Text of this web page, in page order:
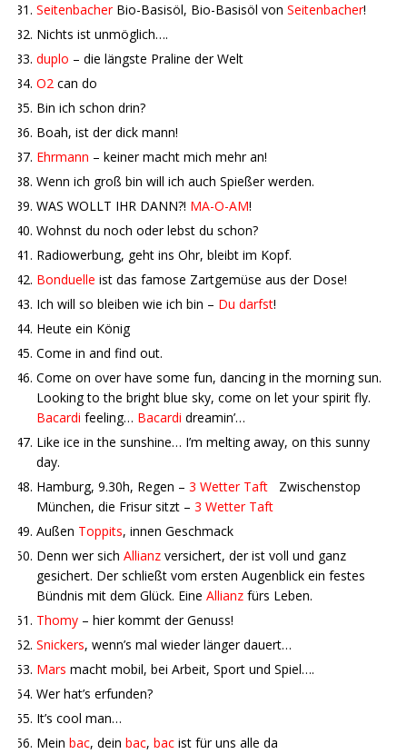
SeitenbacherBio-Basisöl, Bio-Basisöl von Seitenbacher!
Nichts ist unmöglich….
duplo – die längste Praline der Welt
O2 can do
Bin ich schon drin?
Boah, ist der dick mann!
Ehrmann – keiner macht mich mehr an!
Wenn ich groß bin will ich auch Spießer werden.
WAS WOLLT IHR DANN?! MA-O-AM!
Wohnst du noch oder lebst du schon?
Radiowerbung, geht ins Ohr, bleibt im Kopf.
Bonduelle ist das famose Zartgemüse aus der Dose!
Ich will so bleiben wie ich bin – Du darfst!
Heute ein König
Come in and find out.
Come on over have some fun, dancing in the morning sun.
Looking to the bright blue sky, come on let your spirit fly.
Bacardi feeling… Bacardi dreamin’…
Like ice in the sunshine… I’m melting away, on this sunny
day.
Hamburg, 9.30h, Regen – 3 Wetter Taft
Zwischenstop
München, die Frisur sitzt – 3 Wetter Taft
Außen Toppits, innen Geschmack
Denn wer sich Allianz versichert, der ist voll und ganz
gesichert. Der schließt vom ersten Augenblick ein festes
Bündnis mit dem Glück. Eine Allianz fürs Leben.
Thomy – hier kommt der Genuss!
Snickers, wenn’s mal wieder länger dauert…
Mars macht mobil, bei Arbeit, Sport und Spiel….
Wer hat’s erfunden?
It’s cool man…
Mein bac, dein bac, bac ist für uns alle da